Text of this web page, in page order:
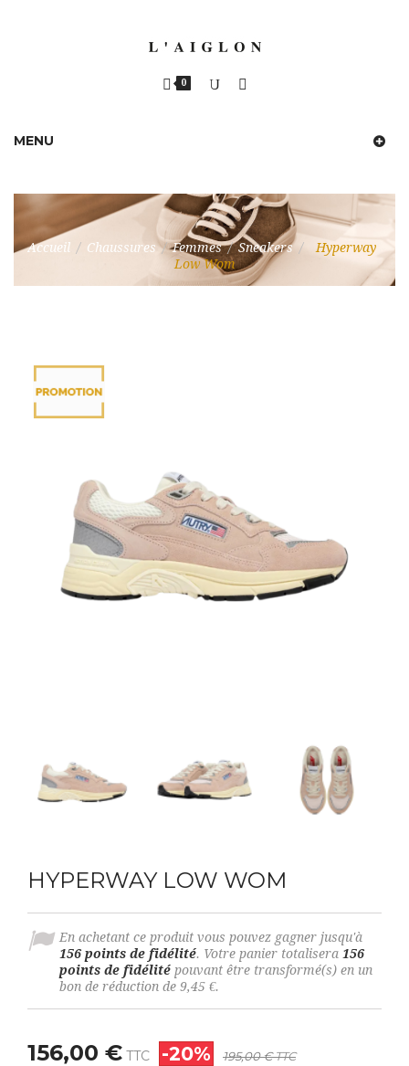
0
MENU
Accueil / Chaussures / Femmes / Sneakers /
Hyperway
Low Wom
HYPERWAY LOW WOM
En achetant ce produit vous pouvez gagner jusqu'à
156points de fidélité. Votre panier totalisera 156
points de fidélité pouvant être transformé(s) en un
bon de réduction de 9,45 €.
156,00 € TTC -20% 195,00 €TTC